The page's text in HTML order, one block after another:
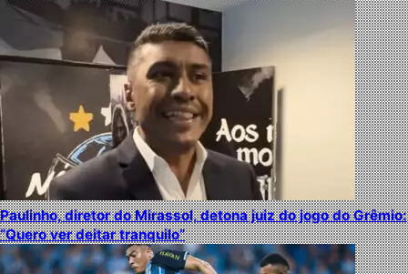
Paulinho, diretor do Mirassol, detona juiz do jogo do Grêmio:
“Quero ver deitar tranquilo”